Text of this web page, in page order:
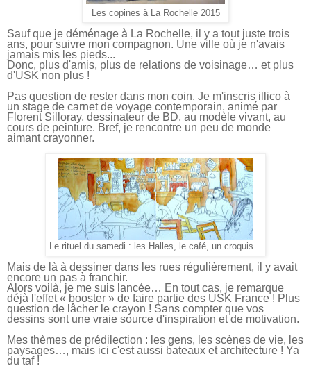
Les copines à La Rochelle 2015
Sauf que je déménage à La Rochelle, il y a tout juste trois
ans, pour suivre mon compagnon. Une ville où je n'avais
jamais mis les pieds...
Donc, plus d'amis, plus de relations de voisinage… et plus
d'USK non plus !
Pas question de rester dans mon coin. Je m'inscris illico à
un stage de carnet de voyage contemporain, animé par
Florent Silloray, dessinateur de BD, au modèle vivant, au
cours de peinture. Bref, je rencontre un peu de monde
aimant crayonner.
Le rituel du samedi : les Halles, le café, un croquis...
Mais de là à dessiner dans les rues régulièrement, il y avait
encore un pas à franchir.
Alors voilà, je me suis lancée… En tout cas, je remarque
déjà l'effet « booster » de faire partie des USK France ! Plus
question de lâcher le crayon ! Sans compter que vos
dessins sont une vraie source d'inspiration et de motivation.
Mes thèmes de prédilection : les gens, les scènes de vie, les
paysages…, mais ici c'est aussi bateaux et architecture ! Ya
du taf !